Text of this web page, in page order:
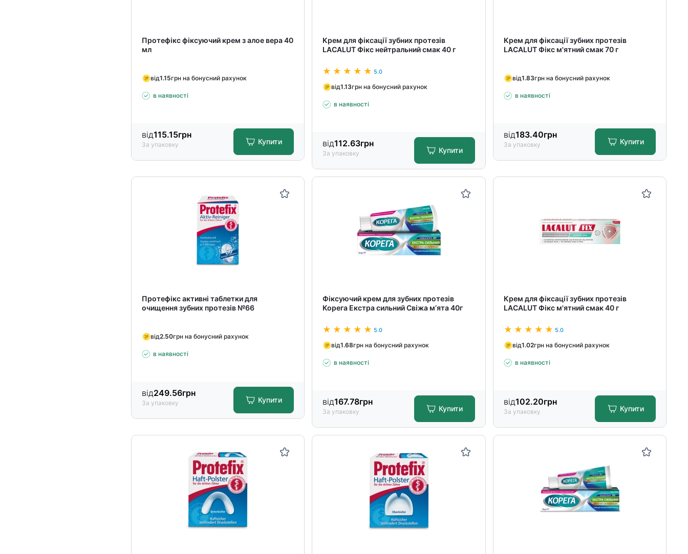
Протефікс фіксуючий крем з алое вера 40
мл
від1.15грн на бонусний рахунок
в наявності
від115.15грн
За упаковку Купити
Крем для фіксації зубних протезів
LACALUT Фікс нейтральний смак 40 г
5.0
від1.13грн на бонусний рахунок
в наявності
від112.63грн
За упаковку Купити
Крем для фіксації зубних протезів
LACALUT Фікс м'ятний смак 70 г
від1.83грн на бонусний рахунок
в наявності
від183.40грн
За упаковку Купити
Протефікс активні таблетки для
очищення зубних протезів №66
від2.50грн на бонусний рахунок
в наявності
від249.56грн
За упаковку Купити
Фіксуючий крем для зубних протезів
Корега Екстра сильний Свіжа м’ята 40г
5.0
від1.68грн на бонусний рахунок
в наявності
від167.78грн
За упаковку Купити
Крем для фіксації зубних протезів
LACALUT Фікс м'ятний смак 40 г
5.0
від1.02грн на бонусний рахунок
в наявності
від102.20грн
За упаковку Купити